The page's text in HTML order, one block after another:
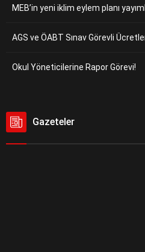
MEB’in yeni iklim eylem planı
AGS ve ÖABT Sınav Görevli
Okul Yöneticilerine Rapor Görevi!
Gazeteler